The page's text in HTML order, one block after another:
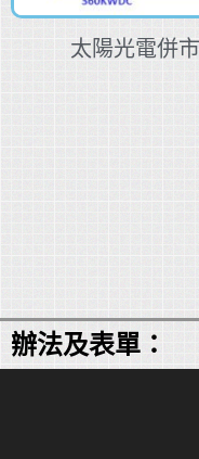
太陽光電併
辦法及表單：